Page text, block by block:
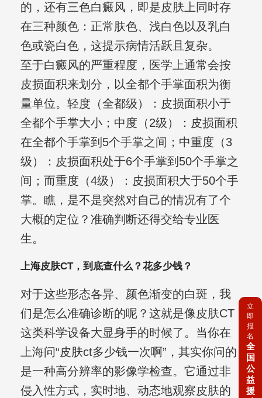
的，还有三色白癜风，即是皮肤上同时存
在三种颜色：正常肤色、浅白色以及乳白
色或瓷白色，这提示病情活跃且复杂。
至于白癜风的严重程度，医学上通常会按
皮损面积来划分，以全都个手掌面积为衡
量单位。轻度（全都级）：皮损面积小于
全都个手掌大小；中度（2级）：皮损面积
在全都个手掌到5个手掌之间；中重度（3
级）：皮损面积处于6个手掌到50个手掌之
间；而重度（4级）：皮损面积大于50个手
掌。瞧，是不是突然对自己的情况有了个
大概的定位？准确判断还得交给专业医
生。
上海皮肤CT，到底查什么？花多少钱？
对于这些形态各异、颜色渐变的白斑，我
们是怎么准确诊断的呢？这就是像皮肤CT
这类科学设备大显身手的时候了。当你在
上海问“皮肤ct多少钱一次啊”，其实你问的
是一种高分辨率的影像学检查。它通过非
侵入性方式，实时地、动态地观察皮肤的
立
即
报
名
全
国
公
益
援